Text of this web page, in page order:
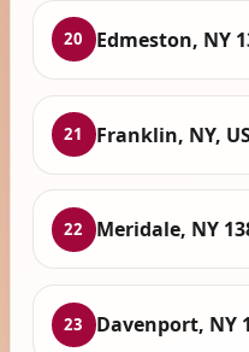
20 Edmeston, NY
21 Franklin, NY,
22 Meridale, NY
23 Davenport, NY